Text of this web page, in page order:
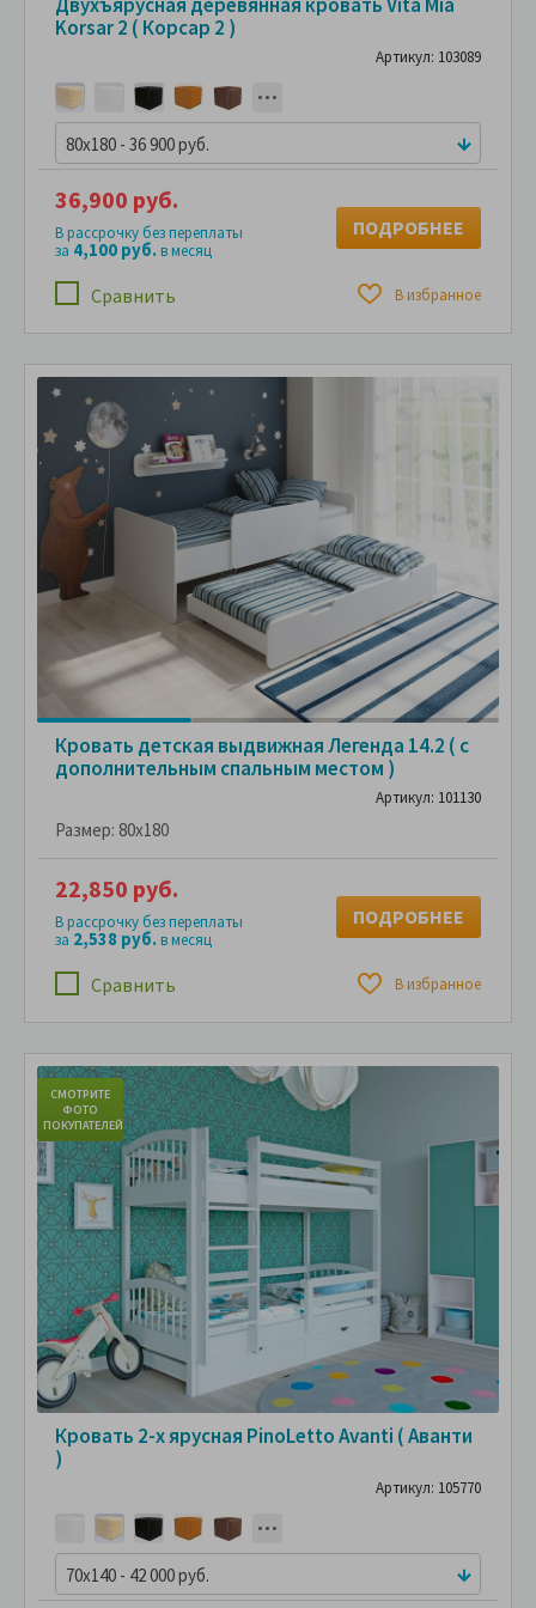
Korsar 2 ( Корсар 2 )
Артикул: 103089
80x180 - 36 900 руб.
Сравнить В избранное
36,900 руб.
В рассрочку без переплаты
за 4,100 руб.в месяц
ПОДРОБНЕЕ
Кровать детская выдвижная Легенда 14.2 ( с
дополнительным спальным местом )
Артикул: 101130
Размер: 80x180
Сравнить В избранное
22,850 руб.
В рассрочку без переплаты
за 2,538 руб.в месяц
ПОДРОБНЕЕ
СМОТРИТЕ
ФОТО
ПОКУПАТЕЛЕЙ
Кровать 2-х ярусная PinoLetto Avanti ( Аванти
)
Артикул: 105770
70x140 - 42 000 руб.